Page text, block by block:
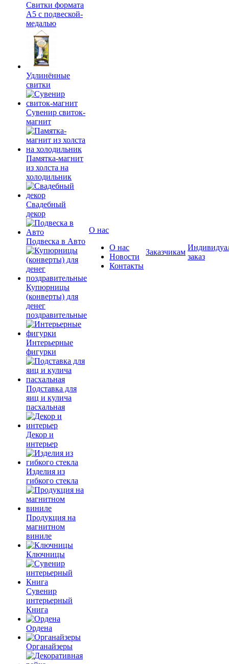
Свитки формата
А5 с подвеской-
медалью
Удлинённые
свитки
Сувенир свиток-
магнит
Памятка-магнит
из холста на
холодильник
Свадебный
декор
Подвеска в Авто
Купюрницы
(конверты) для
денег
поздравительные
Интерьерные
фигурки
Подставка для
яиц и кулича
пасхальная
Декор и
интерьер
Изделия из
гибкого стекла
Продукция на
магнитном
виниле
Ключницы
Сувенир
интерьерный
Книга
Ордена
Органайзеры
О нас
О нас
Новости
Контакты
Заказчикам
заказ